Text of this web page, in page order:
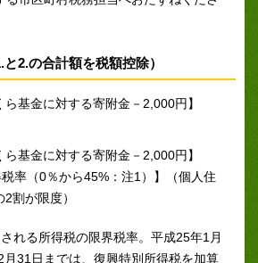
2.の合計額を税額控除）
ら基金に対する寄附金－2,000円】
ら基金に対する寄附金－2,000円】
率（0％から45%：注1）】（個人住
割が限度）
れる所得税の限界税率。平成25年1月
月31日までは、復興特別所得税を加算